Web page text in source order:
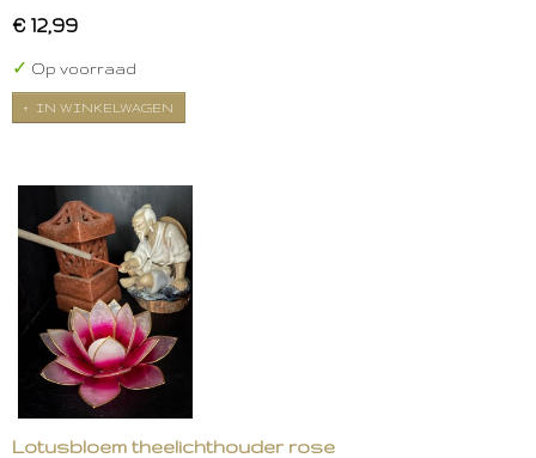
€ 12,99
✓ Op voorraad
IN WINKELWAGEN
Lotusbloem theelichthouder rose